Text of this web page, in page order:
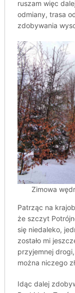
ruszam więc
odmiany, trasa
zdobywania
Zimowa
Patrząc na
że szczyt
się niedaleko,
zostało mi
przyjemnej
można niczego
Idąc dalej